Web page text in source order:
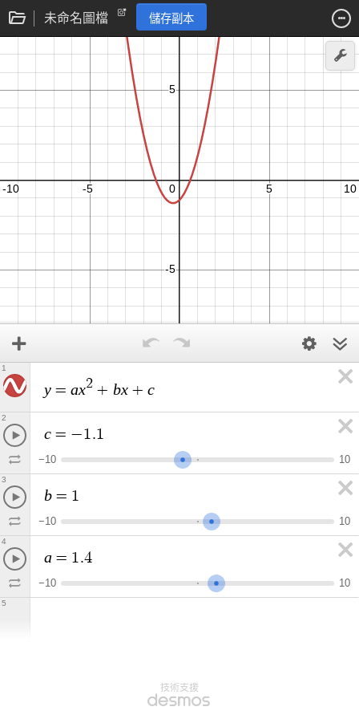
未命名圖檔 儲存副本
y = ax2 + bx + c
1
c = −1.1
−10 10
2
b = 1
−10 10
3
a = 1.4
−10 10
4
5
技術支援